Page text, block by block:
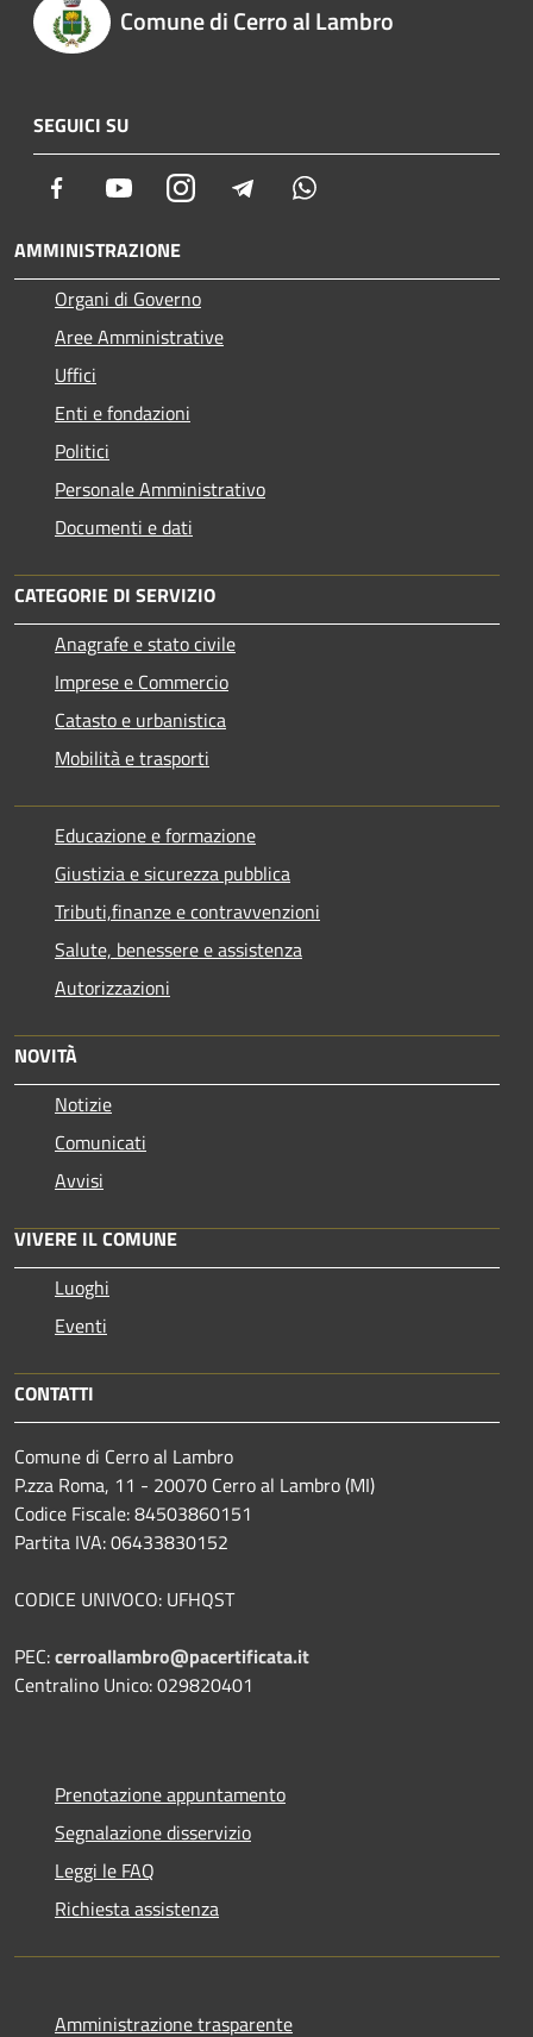
Comune di Cerro al Lambro
SEGUICI SU
Facebook YoutubeInstagram Telegram
AMMINISTRAZIONE
Organi di Governo
Aree Amministrative
Uffici
Enti e fondazioni
Politici
Personale Amministrativo
Documenti e dati
CATEGORIE DI SERVIZIO
Anagrafe e stato civile
Imprese e Commercio
Catasto e urbanistica
Mobilità e trasporti
Educazione e formazione
Giustizia e sicurezza pubblica
Tributi,finanze e contravvenzioni
Salute, benessere e assistenza
Autorizzazioni
NOVITÀ
Notizie
Comunicati
Avvisi
VIVERE IL COMUNE
Luoghi
Eventi
CONTATTI
Comune di Cerro al Lambro
P.zza Roma, 11 - 20070 Cerro al Lambro (MI)
Codice Fiscale: 84503860151
Partita IVA: 06433830152
CODICE UNIVOCO: UFHQST
PEC:cerroallambro@pacertificata.it
Centralino Unico: 029820401
Prenotazione appuntamento
Segnalazione disservizio
Leggi le FAQ
Richiesta assistenza
Amministrazione trasparente